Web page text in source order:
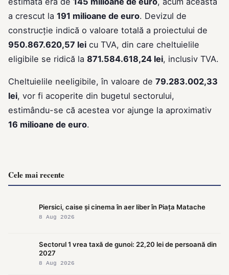
a crescut la 191 milioane de euro. Devizul de
construcție indică o valoare totală a proiectului de
950.867.620,57 lei cu TVA, din care cheltuielile
eligibile se ridică la 871.584.618,24 lei, inclusiv TVA.
Cheltuielile neeligibile, în valoare de 79.283.002,33
lei, vor fi acoperite din bugetul sectorului,
estimându-se că acestea vor ajunge la aproximativ
16 milioane de euro.
Cele mai recente
Piersici, caise și cinema în aer liber în Piața Matache
8 Aug 2026
Sectorul 1 vrea taxă de gunoi: 22,20 lei de persoană din
2027
8 Aug 2026